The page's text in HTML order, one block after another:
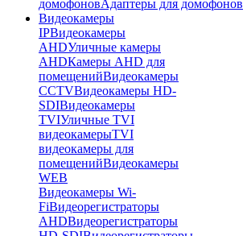
домофоновАдаптеры для домофонов
Видеокамеры
IPВидеокамеры
AHDУличные камеры
AHDКамеры AHD для
помещенийВидеокамеры
CCTVВидеокамеры HD-
SDIВидеокамеры
TVIУличные TVI
видеокамерыTVI
видеокамеры для
помещенийВидеокамеры
WEB
Видеокамеры Wi-
FiВидеорегистраторы
AHDВидеорегистраторы